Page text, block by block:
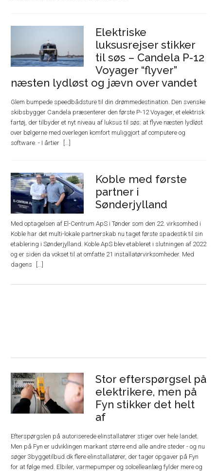
Elektriske
luksusrejser stikker
til søs – Candela P-12
Voyager “flyver”
næsten lydløst og jævn over vandet
Glem bumpede speedbådsture til din drømmedestination. Den svenske
skibsbygger Candela præsenterer den første P-12 Voyager, et elektrisk
fartøj, der tilbyder et nyt niveau af luksus til søs: at flyve næsten lydløst
over bølgerne med overlegen komfort muliggjort af computere og
software. - I årtier
Koble med første
partner i
Sønderjylland
Med optagelsen af El-Centrum ApS i Tønder som den 22. virksomhed i
Koble har det multi-lokale partnerskab nu taget første spadestik til sin
etablering i Sønderjylland. Koble ApS blev etableret i slutningen af 2022
og er siden da vokset til at omfatte 21 installatørvirksomheder. Med
dagens
Stor efterspørgsel på
elektrikere, men på
Fyn stikker det helt
af
Efterspørgslen på autoriserede elinstallatører stiger over hele landet.
Men på Fyn er udviklingen markant større end alle andre steder - og nu
søger 3byggetilbud.dk flere elinstallatører, der tager opgaver på Fyn
for at følge med. Elbiler, varmepumper og solcelleanlæg fylder mere og